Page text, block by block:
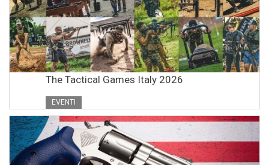
The Tactical Games Italy 2026
EVENTI